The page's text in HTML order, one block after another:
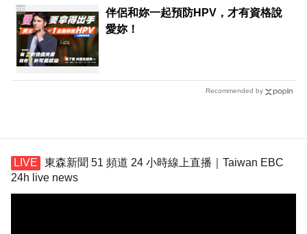
伴侶和妳一起預防HPV，才有資格說
愛妳！
PR
Recommended by
東森新聞 51 頻道 24 小時線上直播｜Taiwan EBC
24h live news